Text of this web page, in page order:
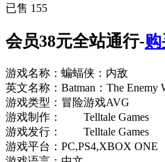
已售 155
会员38元全站通行-
游戏名称：蝙蝠侠：内敌
英文名称：Batman：The Enemy
游戏类型：冒险游戏AVG
游戏制作： Telltale Games
游戏发行： Telltale Games
游戏平台：PC,PS4,XBOX ONE